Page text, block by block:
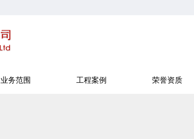
业务范围 工程案例 荣誉资质